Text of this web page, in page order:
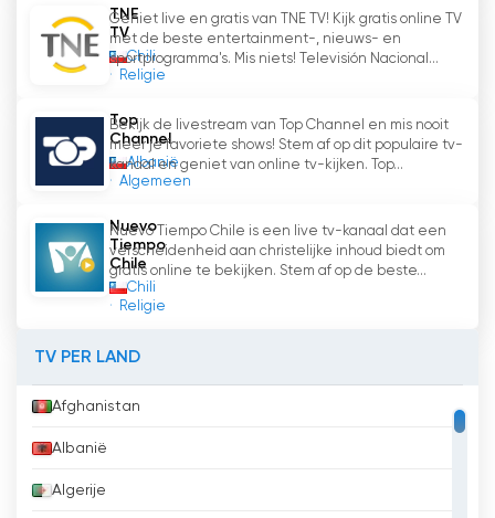
TNE
TV
Chili
Religie
Geniet live en gratis van TNE TV! Kijk gratis online TV
met de beste entertainment-, nieuws- en
sportprogramma's. Mis niets! Televisión Nacional...
Top
Channel
Albanië
Algemeen
Bekijk de livestream van Top Channel en mis nooit
meer je favoriete shows! Stem af op dit populaire tv-
kanaal en geniet van online tv-kijken. Top...
Nuevo
Tiempo
Chile
Chili
Religie
Nuevo Tiempo Chile is een live tv-kanaal dat een
verscheidenheid aan christelijke inhoud biedt om
gratis online te bekijken. Stem af op de beste...
TV PER LAND
Afghanistan
Albanië
Algerije